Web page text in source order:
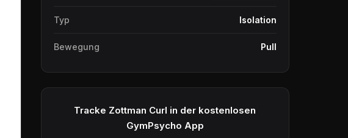
Typ Isolation
Bewegung Pull
Tracke Zottman Curl in der kostenlosen
GymPsycho App